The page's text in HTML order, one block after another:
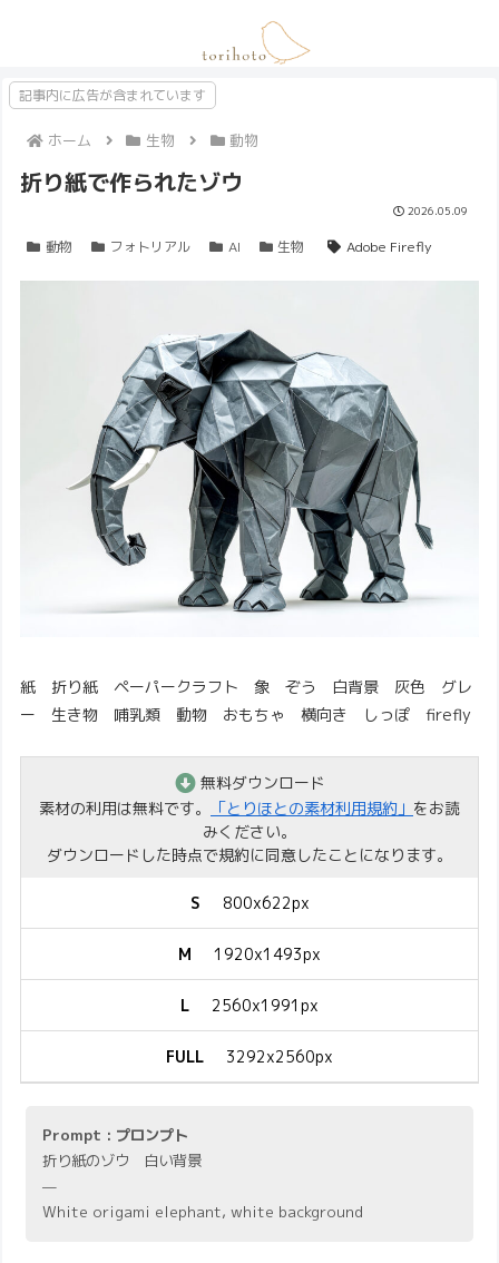
記事内に広告が含まれています
ホーム 生物 動物
折り紙で作られたゾウ
2026.05.09
動物 フォトリアル AI 生物 Adobe Firefly
紙 折り紙 ペーパークラフト 象 ぞう 白背景 灰色 グレ
ー 生き物 哺乳類 動物 おもちゃ 横向き しっぽ firefly
無料ダウンロード
素材の利用は無料です。
「とりほとの素材利用規約」 をお読
みください。
ダウンロードした時点で規約に同意したことになります。
S 800x622px
M 1920x1493px
L 2560x1991px
FULL 3292x2560px
Prompt : プロンプト
折り紙のゾウ 白い背景
—
White origami elephant, white background